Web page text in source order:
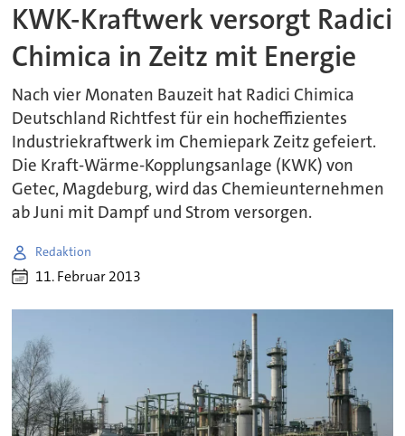
KWK-Kraftwerk versorgt Radici
Chimica in Zeitz mit Energie
Nach vier Monaten Bauzeit hat Radici Chimica
Deutschland Richtfest für ein hocheffizientes
Industriekraftwerk im Chemiepark Zeitz gefeiert.
Die Kraft-Wärme-Kopplungsanlage (KWK) von
Getec, Magdeburg, wird das Chemieunternehmen
ab Juni mit Dampf und Strom versorgen.
Redaktion
11. Februar 2013